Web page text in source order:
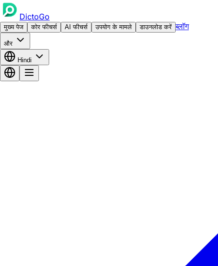
DictoGo
मुख्य पेज कोर फीचर्स AI फीचर्स उपयोग के मामले डाउनलोड करें ब्लॉग
और
Hindi